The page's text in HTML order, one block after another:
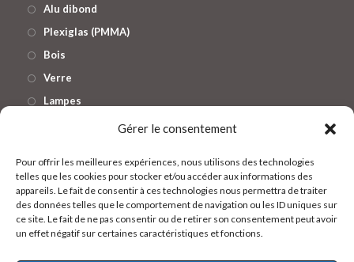
Gérer le consentement
Pour offrir les meilleures expériences, nous utilisons des technologies
telles que les cookies pour stocker et/ou accéder aux informations des
appareils. Le fait de consentir à ces technologies nous permettra de traiter
des données telles que le comportement de navigation ou les ID uniques sur
ce site. Le fait de ne pas consentir ou de retirer son consentement peut avoir
un effet négatif sur certaines caractéristiques et fonctions.
Alu dibond
Plexiglas (PMMA)
Bois
Verre
Lampes
Enseignes lumineuses
Réseaux
S’ouvre